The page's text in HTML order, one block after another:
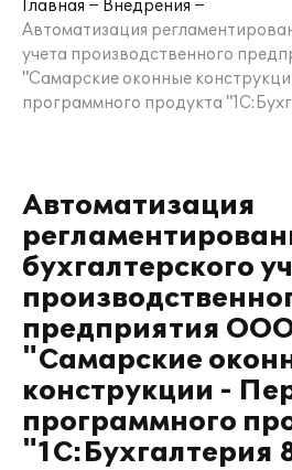
Главная
Внедрения
Автоматизация
учета производственного
"Самарские оконные
программного продукта
Автоматизация
бухгалтерского
предприятия
"Самарские
конструкции -
программного
"1С:Бухгалтерия